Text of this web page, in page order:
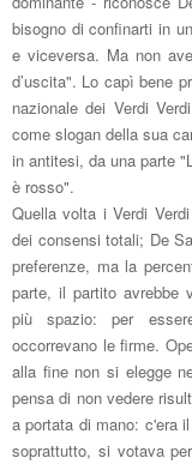
bisogno di confinarti in
e viceversa. Ma non
d’uscita". Lo capì bene p
nazionale dei Verdi
come slogan della sua
in antitesi, da una parte
è rosso".
Quella volta i Verdi
dei consensitotali; De
preferenze, ma la
parte, il partito avrebbe
piùspazio: per
occorrevano le firme. Op
alla fine non si elegge
pensa di non vedere
a portata di mano: c'era
soprattutto, si votava